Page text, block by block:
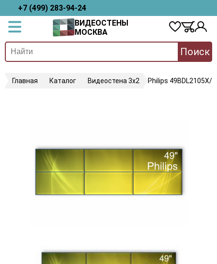
+7 (499) 283-94-24
ВИДЕОСТЕНЫ
МОСКВА
Поиск
Главная Каталог Видеостена 3х2 Philips 49BDL2105X/